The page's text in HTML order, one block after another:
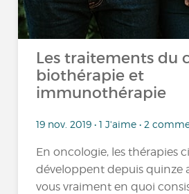
Les traitements du
biothérapie et
immunothérapie
19 nov. 2019 • 1 J'aime • 2
En oncologie, les thérapies
développent depuis quinze
vous vraiment en quoi